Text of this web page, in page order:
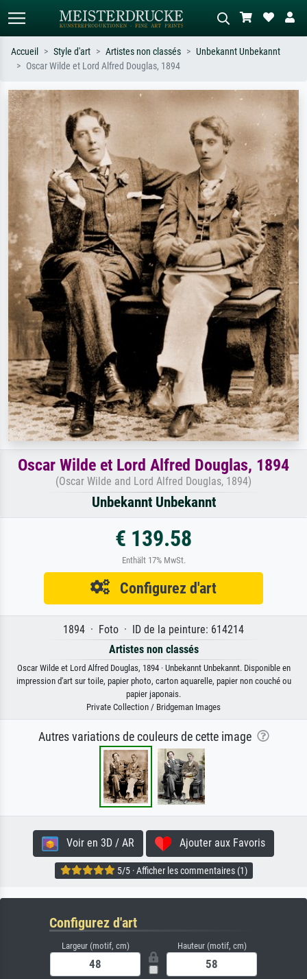
Recherchez par artiste, titre ou style –
ex. Monet, Nuit étoilée,
impressionnisme, vague de Hokusai,
nu.
Décrivez la scène – ex. prairie verte,
abstrait avec beaucoup de rouge,
tableau sombre, nu debout près d'un
arbre.
Accueil Style d'art Artistes non classés
Unbekannt Unbekannt
Oscar Wilde et Lord Alfred Douglas, 1894
Oscar Wilde et Lord Alfred Douglas, 1894
(Oscar Wilde and Lord Alfred Douglas, 1894)
Unbekannt Unbekannt
€ 139.58
Enthält 17% MwSt.
Configurez d'art
1894 · Foto · ID de la peinture: 614214
Artistes non classés
Oscar Wilde et Lord Alfred Douglas, 1894 · Unbekannt Unbekannt. Disponible en
impression d'art sur toile, papier photo, carton aquarelle, papier non couché ou
papier japonais.
Private Collection / Bridgeman Images
Autres variations de couleurs de cette image
Voir en 3D / AR Ajouter aux Favoris
5/5 · Afficher les commentaires (1)
Configurez d'art
Largeur (motif, cm) Hauteur (motif, cm)